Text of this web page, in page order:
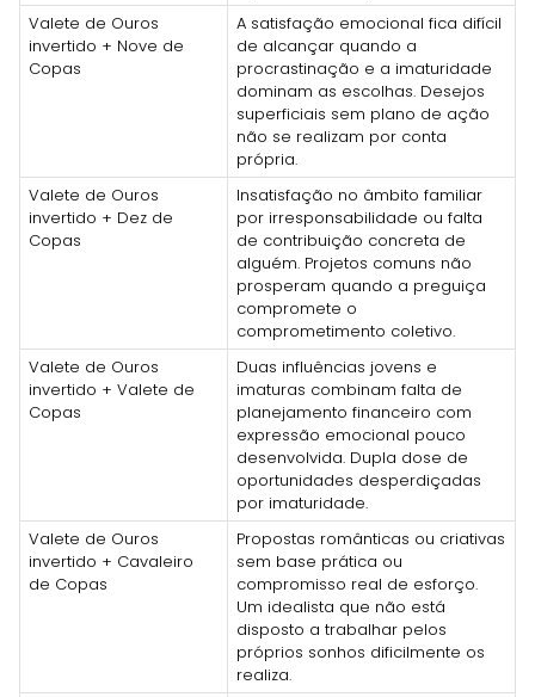
Valete de Ouros
invertido + Nove de
Copas
A satisfação emocional fica difícil
de alcançar quando a
procrastinação e a imaturidade
dominam as escolhas. Desejos
superficiais sem plano de ação
não se realizam por conta
própria.
Valete de Ouros
invertido + Dez de
Copas
Insatisfação no âmbito familiar
por irresponsabilidade ou falta
de contribuição concreta de
alguém. Projetos comuns não
prosperam quando a preguiça
compromete o
comprometimento coletivo.
Valete de Ouros
invertido + Valete de
Copas
Duas influências jovens e
imaturas combinam falta de
planejamento financeiro com
expressão emocional pouco
desenvolvida. Dupla dose de
oportunidades desperdiçadas
por imaturidade.
Valete de Ouros
invertido + Cavaleiro
de Copas
Propostas românticas ou criativas
sem base prática ou
compromisso real de esforço.
Um idealista que não está
disposto a trabalhar pelos
próprios sonhos dificilmente os
realiza.